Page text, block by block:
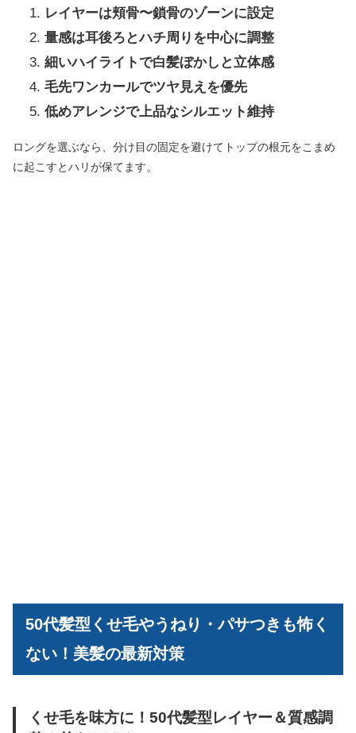
レイヤーは頬骨〜鎖骨のゾーンに設定
量感は耳後ろとハチ周りを中心に調整
細いハイライトで白髪ぼかしと立体感
毛先ワンカールでツヤ見えを優先
低めアレンジで上品なシルエット維持
ロングを選ぶなら、分け目の固定を避けてトップの根元をこまめ
に起こすとハリが保てます。
50代髪型くせ毛やうねり・パサつきも怖く
ない！美髪の最新対策
くせ毛を味方に！50代髪型レイヤー＆質感調